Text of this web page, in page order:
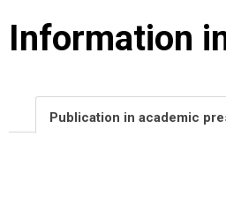
Information
Publication in academic